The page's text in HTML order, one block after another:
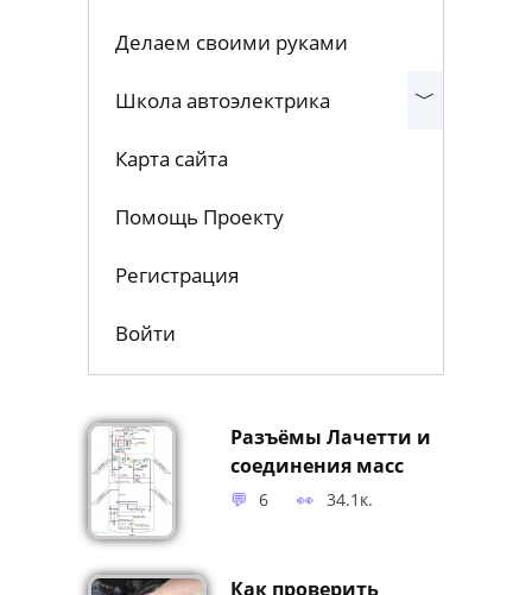
Делаем своими руками
Школа автоэлектрика
Карта сайта
Помощь Проекту
Регистрация
Войти
Разъёмы Лачетти и
соединения масс
6 34.1к.
Как проверить